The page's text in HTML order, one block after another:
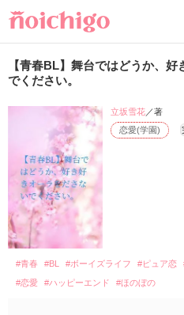
【青春BL】舞台ではどうか、
でください。
恋愛(学園)
立坂雪花／著
#青春 #BL #ボーイズライフ #ピュア恋
#恋愛
#ハッピーエンド #ほのぼの